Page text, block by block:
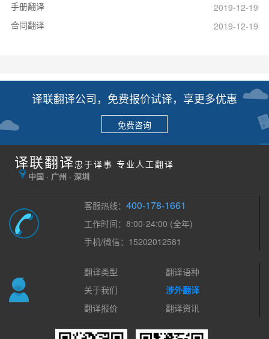
手册翻译
2019-12-19
合同翻译
2019-12-19
译联翻译公司，免费报价试译，享更多优惠
免费咨询
译联翻译 忠于译事 专业人工翻译
中国 · 广州 · 深圳
客服热线：400-178-1661
工作时间：8:00-24:00 (全年)
手机/微信：15202012581
翻译类型
翻译语种
关于我们
涉外翻译
翻译报价
翻译资讯